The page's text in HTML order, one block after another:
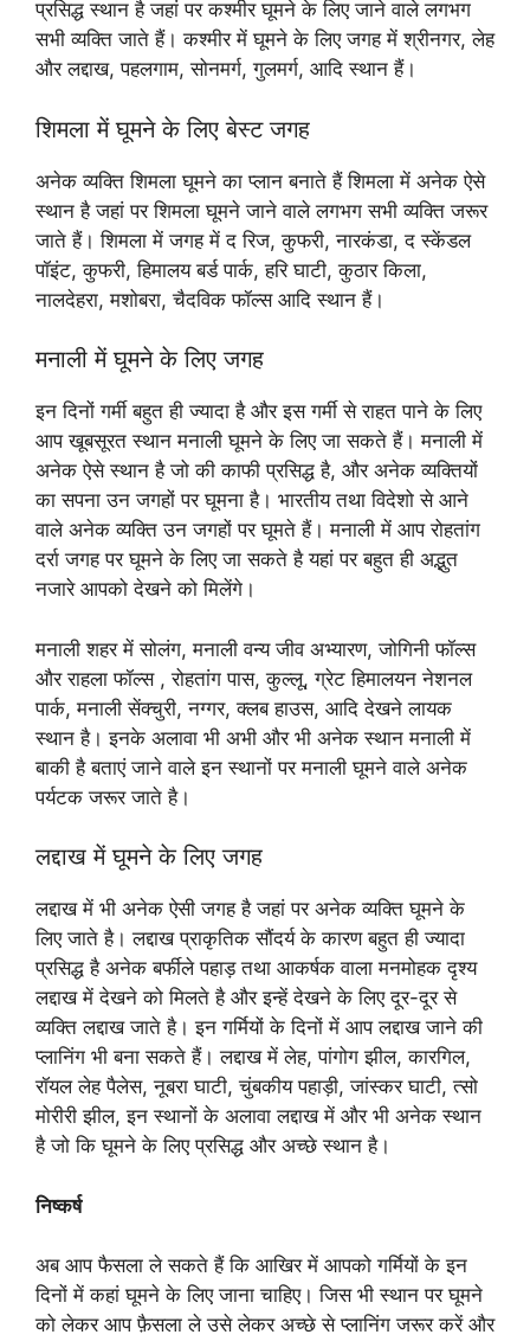
प्रसिद्ध स्थान है जहां पर कश्मीर घूमने के लिए जाने वाले लगभग
सभी व्यक्ति जाते हैं। कश्मीर में घूमने के लिए जगह में श्रीनगर, लेह
और लद्दाख, पहलगाम, सोनमर्ग, गुलमर्ग, आदि स्थान हैं।
शिमला में घूमने के लिए बेस्ट जगह
अनेक व्यक्ति शिमला घूमने का प्लान बनाते हैं शिमला में अनेक ऐसे
स्थान है जहां पर शिमला घूमने जाने वाले लगभग सभी व्यक्ति जरूर
जाते हैं। शिमला में जगह में द रिज, कुफरी, नारकंडा, द स्केंडल
पॉइंट, कुफरी, हिमालय बर्ड पार्क, हरि घाटी, कुठार किला,
नालदेहरा, मशोबरा, चैदविक फॉल्स आदि स्थान हैं।
मनाली में घूमने के लिए जगह
इन दिनों गर्मी बहुत ही ज्यादा है और इस गर्मी से राहत पाने के लिए
आप खूबसूरत स्थान मनाली घूमने के लिए जा सकते हैं। मनाली में
अनेक ऐसे स्थान है जो की काफी प्रसिद्ध है, और अनेक व्यक्तियों
का सपना उन जगहों पर घूमना है। भारतीय तथा विदेशो से आने
वाले अनेक व्यक्ति उन जगहों पर घूमते हैं। मनाली में आप रोहतांग
दर्रा जगह पर घूमने के लिए जा सकते है यहां पर बहुत ही अद्भुत
नजारे आपको देखने को मिलेंगे।
मनाली शहर में सोलंग, मनाली वन्य जीव अभ्यारण, जोगिनी फॉल्स
और राहला फॉल्स , रोहतांग पास, कुल्लू, ग्रेट हिमालयन नेशनल
पार्क, मनाली सेंक्चुरी, नग्गर, क्लब हाउस, आदि देखने लायक
स्थान है। इनके अलावा भी अभी और भी अनेक स्थान मनाली में
बाकी है बताएं जाने वाले इन स्थानों पर मनाली घूमने वाले अनेक
पर्यटक जरूर जाते है।
लद्दाख में घूमने के लिए जगह
लद्दाख में भी अनेक ऐसी जगह है जहां पर अनेक व्यक्ति घूमने के
लिए जाते है। लद्दाख प्राकृतिक सौंदर्य के कारण बहुत ही ज्यादा
प्रसिद्ध है अनेक बर्फीले पहाड़ तथा आकर्षक वाला मनमोहक दृश्य
लद्दाख में देखने को मिलते है और इन्हें देखने के लिए दूर-दूर से
व्यक्ति लद्दाख जाते है। इन गर्मियों के दिनों में आप लद्दाख जाने की
प्लानिंग भी बना सकते हैं। लद्दाख में लेह, पांगोग झील, कारगिल,
रॉयल लेह पैलेस, नूबरा घाटी, चुंबकीय पहाड़ी, जांस्कर घाटी, त्सो
मोरीरी झील, इन स्थानों के अलावा लद्दाख में और भी अनेक स्थान
है जो कि घूमने के लिए प्रसिद्ध और अच्छे स्थान है।
निष्कर्ष
अब आप फैसला ले सकते हैं कि आखिर में आपको गर्मियों के इन
दिनों में कहां घूमने के लिए जाना चाहिए। जिस भी स्थान पर घूमने
को लेकर आप फ़ैसला ले उसे लेकर अच्छे से प्लानिंग जरूर करें और